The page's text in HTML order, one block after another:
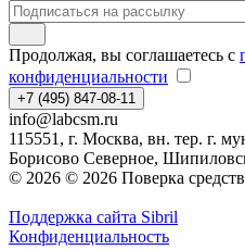
Продолжая, вы соглашаетесь с
конфиденциальности
+7 (495) 847-08-11
info@labcsm.ru
115551, г. Москва, вн. тер. г.
Борисово Северное,
© 2026 © 2026 Поверка
Поддержка сайта Sibril
Конфиденциальность